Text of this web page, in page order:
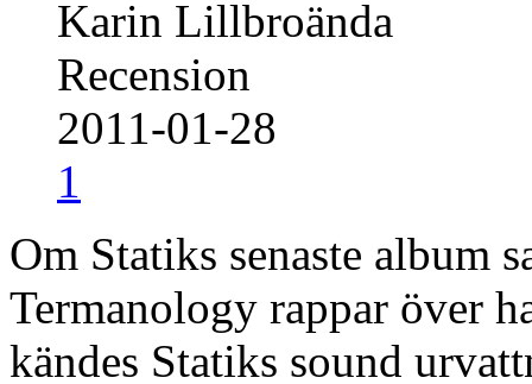
Karin Lillbroända
Recension
2011-01-28
1
Om Statiks senaste album
Termanology rappar över
kändes Statiks sound